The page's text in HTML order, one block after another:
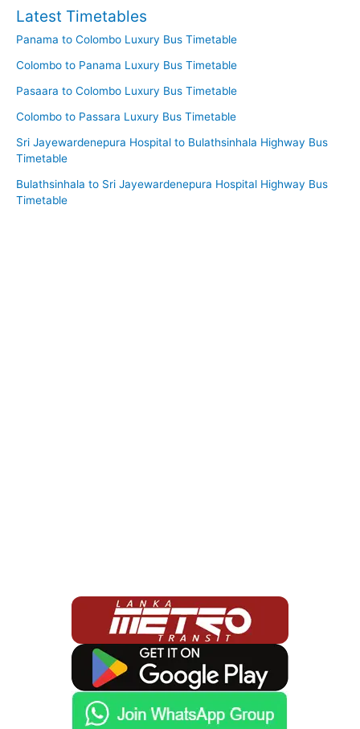
Latest Timetables
Panama to Colombo Luxury Bus Timetable
Colombo to Panama Luxury Bus Timetable
Pasaara to Colombo Luxury Bus Timetable
Colombo to Passara Luxury Bus Timetable
Sri Jayewardenepura Hospital to Bulathsinhala Highway Bus
Timetable
Bulathsinhala to Sri Jayewardenepura Hospital Highway Bus
Timetable